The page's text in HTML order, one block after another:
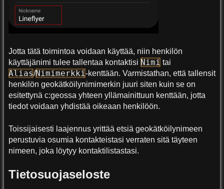
Jotta tätä toimintoa voidaan käyttää, niin henkilön
käyttäjänimi tulee tallentaa kontaktisi Nimi tai
Alias/Nimimerkki-kenttään. Varmistathan, että tallensit
henkilön geokätköilynimimerkin juuri siten kuin se on
esitettynä c:geossa yhteen yllämainittuun kenttään, jotta
tiedot voidaan yhdistää oikeaan henkilöön.
Toissijaisesti laajennus yrittää etsiä geokätköilynimeen
perustuvia osumia kontakteistasi verraten sitä täyteen
nimeen, joka löytyy kontaktilistastasi.
Tietosuojaseloste